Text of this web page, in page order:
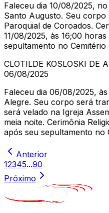
Faleceu dia 10/08/2025,
Santo Augusto. Seu corpo
Paroquial de Coroados.
11/08/2025, às 16;00
sepultamento no Cemitério
CLOTILDE KOSLOSKI DE
06/08/2025
Faleceu dia 06/08/2025,
Alegre. Seu corpo será
será velado na Igreja
meia noite. Cerimônia
após seu sepultamento no
Anterior
12345...90
Próximo